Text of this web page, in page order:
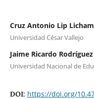
Cruz Antonio Lip Licham
Universidad César Vallejo
Jaime Ricardo
Universidad Nacional de
DOI: https://doi.org/